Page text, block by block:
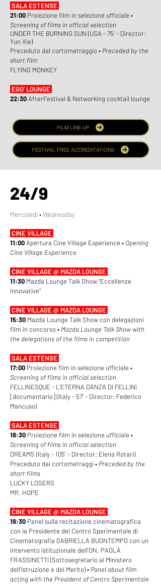
SALA ESTENSE
21:00 Proiezione film in selezione ufficiale •
Screening of films in official selection
UNDER THE BURNING SUN (USA - 75' - Director:
Yun Xie)
Preceduto dal cortometraggio • Preceded by the
short film
FLYING MONKEY
EGO' LOUNGE
22:30 AfterFestival & Networking cocktail lounge
FILM LINE-UP
FESTIVAL FREE ACCREDITATIONS
24/9
Mercoledì • Wednesday
CINE VILLAGE
11:00 Apertura Cine Village Experience • Opening
Cine Village Experience
CINE VILLAGE @ MAZDA LOUNGE
11:30 Mazda Lounge Talk Show "Eccellenze
Innovative"
CINE VILLAGE @ MAZDA LOUNGE
15:30 Mazda Lounge Talk Show con delegazioni
film in concorso • Mazda Lounge Talk Show with
the delegations of the films in competition
SALA ESTENSE
17:00 Proiezione film in selezione ufficiale •
Screening of films in official selection
FELLINESQUE - L'ETERNA DANZA DI FELLINI
[documentario] (Italy - 57' - Director: Federico
Mancuso)
SALA ESTENSE
18:30 Proiezione film in selezione ufficiale •
Screening of films in official selection
DREAMS (Italy - 105' - Director: Elena Rotari)
Preceduto dai cortometraggi • Preceded by the
short films
LUCKY LOSERS
MR. HOPE
CINE VILLAGE @ MAZDA LOUNGE
19:30 Panel sulla recitazione cinematografica
con la Presidente del Centro Sperimentale di
Cinematografia GABRIELLA BUONTEMPO con un
intervento istituzionale dell'ON. PAOLA
FRASSINETTI (Sottosegretario al Ministero
dell'Istruzione e del Merito) • Panel about film
acting with the President of Centro Sperimentale